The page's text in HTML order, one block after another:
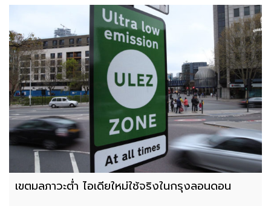
เขตมลภาวะต่ำ ไอเดียใหม่ใช้จริงในกรุงลอนดอน